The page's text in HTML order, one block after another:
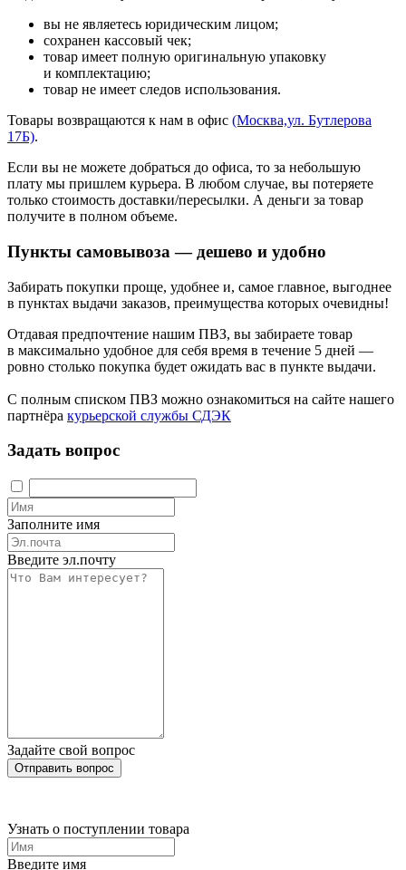
вы не являетесь юридическим лицом;
сохранен кассовый чек;
товар имеет полную оригинальную упаковку
и комплектацию;
товар не имеет следов использования.
Товары возвращаются к нам в офис (Москва,ул. Бутлерова
17Б).
Если вы не можете добраться до офиса, то за небольшую
плату мы пришлем курьера. В любом случае, вы потеряете
только стоимость доставки/пересылки. А деньги за товар
получите в полном объеме.
Пункты самовывоза — дешево и удобно
Забирать покупки проще, удобнее и, самое главное, выгоднее
в пунктах выдачи заказов, преимущества которых очевидны!
Отдавая предпочтение нашим ПВЗ, вы забираете товар
в максимально удобное для себя время в течение 5 дней —
ровно столько покупка будет ожидать вас в пункте выдачи.
С полным списком ПВЗ можно ознакомиться на сайте нашего
партнёра курьерской службы СДЭК
Задать вопрос
Заполните имя
Введите эл.почту
Задайте свой вопрос
Отправить вопрос
Узнать о поступлении товара
Введите имя